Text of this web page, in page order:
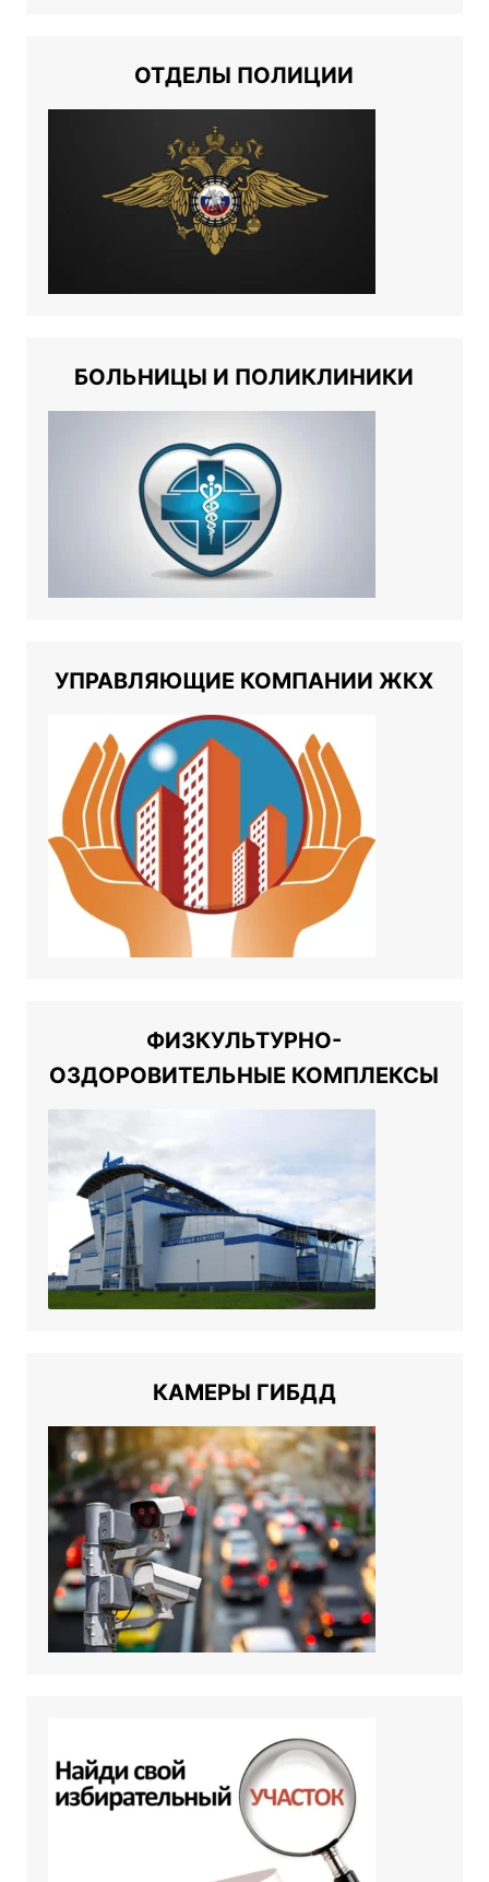
ОТДЕЛЫ ПОЛИЦИИ
БОЛЬНИЦЫ И ПОЛИКЛИНИКИ
УПРАВЛЯЮЩИЕ КОМПАНИИ ЖКХ
ФИЗКУЛЬТУРНО-
ОЗДОРОВИТЕЛЬНЫЕ КОМПЛЕКСЫ
КАМЕРЫ ГИБДД